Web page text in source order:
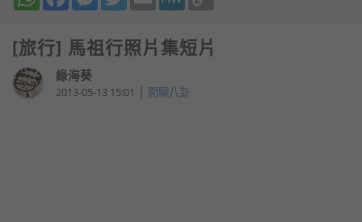
[旅行] 馬祖行照片集短片
綠海葵
2013-05-13 15:01 | 閒聊八卦